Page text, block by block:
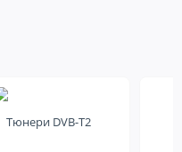
Тюнери DVB-T2